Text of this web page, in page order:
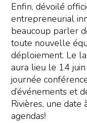
Enfin, dévoilé
entrepreneurial
beaucoup parler
toute nouvelle
déploiement. Le
aura lieu le 14
journée
d’événements et
Rivières, une date
agendas!